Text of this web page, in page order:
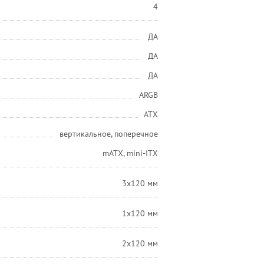
4
ДА
ДА
ДА
ARGB
ATX
вертикальное, поперечное
mATX, mini-ITX
3x120 мм
1x120 мм
2x120 мм